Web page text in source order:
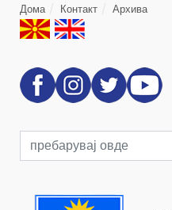
Дома Контакт Архива